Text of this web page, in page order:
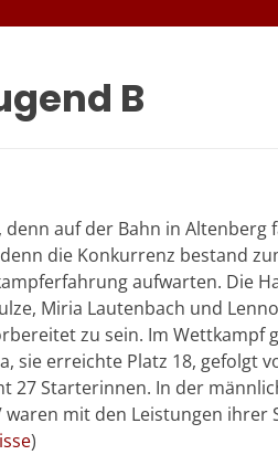
B
auf der Bahn in
die Konkurrenz bestand
aufwarten. Die
Miria Lautenbach und
zu sein. Im Wettkampf
erreichte Platz 18, gefolgt
27 Starterinnen. In der
mit den Leistungen
)